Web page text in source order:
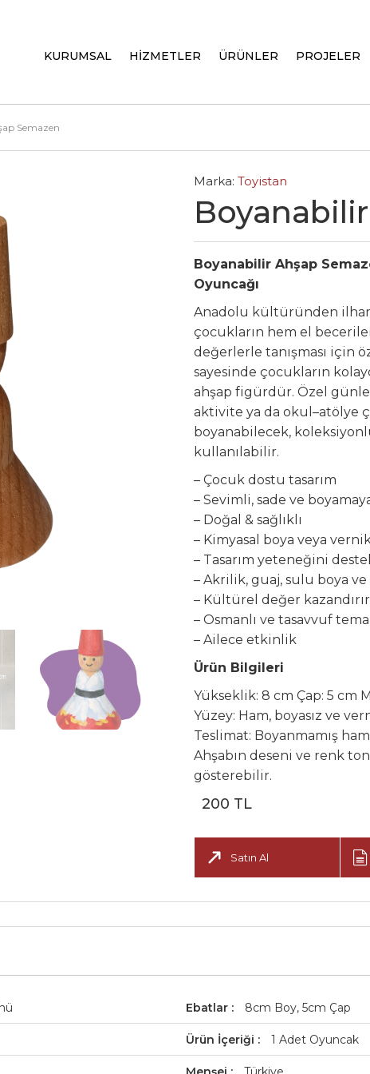
KURUMSAL HİZMETLER ÜRÜNLER PROJELER
Semazen
Marka: Toyistan
Boyanabilir Ahşap
Oyuncağı
Anadolu kültüründen
çocukların hem el
değerlerle tanışması için
sayesinde çocukların
ahşap figürdür. Özel
aktivite ya da okul–atölye
boyanabilecek,
kullanılabilir.
– Çocuk dostu tasarım
– Sevimli, sade ve
– Doğal & sağlıklı
– Kimyasal boya veya
– Tasarım yeteneğini
– Akrilik, guaj, sulu boya
– Kültürel değer kazandırır
– Osmanlı ve tasavvuf
– Ailece etkinlik
Ürün Bilgileri
Yükseklik: 8 cm Çap: 5 cm
Yüzey: Ham, boyasız ve
Teslimat: Boyanmamış
Ahşabın deseni ve renk
gösterebilir.
200 TL
Satın Al
Ebatlar 8cm Boy, 5cm Çap
Ürün İçeriği 1 Adet Oyuncak